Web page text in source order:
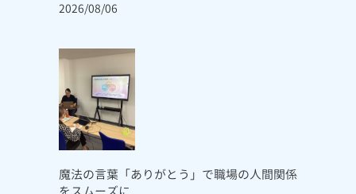
2026/08/06
魔法の言葉「ありがとう」で職場の人間関係